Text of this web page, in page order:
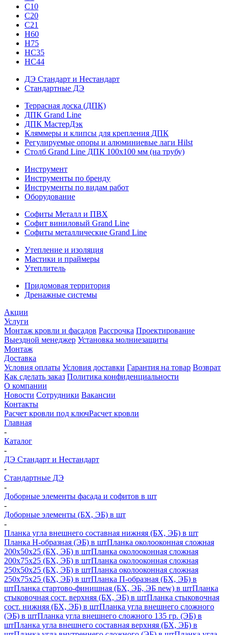
С10
С20
С21
H60
H75
HС35
НС44
ДЭ Стандарт и Нестандарт
Стандартные ДЭ
Террасная доска (ДПК)
ДПК Grand Line
ДПК МастерДэк
Кляммеры и клипсы для крепления ДПК
Регулируемые опоры и алюминиевые лаги Hilst
Столб Grand Line ДПК 100х100 мм (на трубу)
Инструмент
Инструменты по бренду
Инструменты по видам работ
Оборудование
Софиты Металл и ПВХ
Софит виниловый Grand Line
Софиты металлические Grand Line
Утепление и изоляция
Мастики и праймеры
Утеплитель
Придомовая территория
Дренажные системы
Акции
Услуги
Монтаж кровли и фасадов Рассрочка Проектирование
Выездной менеджер Установка молниезащиты
Монтаж
Доставка
Условия оплаты Условия доставки Гарантия на товар Возврат
Как сделать заказ Политика конфиденциальности
О компании
Новости Сотрудники Вакансии
Контакты
Расчет кровли под ключРасчет кровли
Главная
-
Каталог
-
ДЭ Стандарт и Нестандарт
-
Стандартные ДЭ
-
Доборные элементы фасада и софитов в шт
-
Доборные элементы (БХ, ЭБ) в шт
-
Планка угла внешнего составная нижняя (БХ, ЭБ) в шт
Планка H-образная (ЭБ) в штПланка околооконная сложная
200х50х25 (БХ, ЭБ) в штПланка околооконная сложная
200х75х25 (БХ, ЭБ) в штПланка околооконная сложная
250х50х25 (БХ, ЭБ) в штПланка околооконная сложная
250х75х25 (БХ, ЭБ) в штПланка П-образная (БХ, ЭБ) в
штПланка стартово-финишная (БХ, ЭБ, ЭБ new) в штПланка
стыковочная сост. верхняя (БХ, ЭБ) в штПланка стыковочная
сост. нижняя (БХ, ЭБ) в штПланка угла внешнего сложного
(ЭБ) в штПланка угла внешнего сложного 135 гр. (ЭБ) в
штПланка угла внешнего составная верхняя (БХ, ЭБ) в